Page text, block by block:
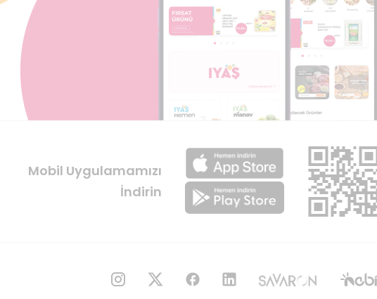
Mobil Uygulamamızı
İndirin